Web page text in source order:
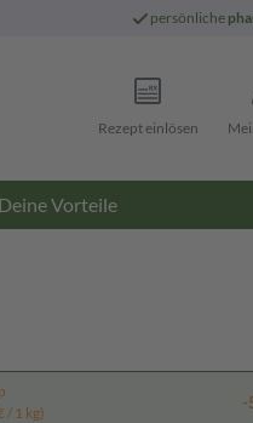
persönliche
Rezept einlösen
Deine Vorteile
/ 1 kg)
-